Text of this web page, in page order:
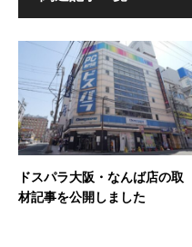
ドスパラ大阪・なんば店の取
材記事を公開しました